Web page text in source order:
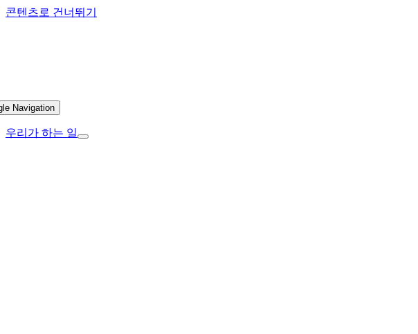
콘텐츠로 건너뛰기
Navigation
우리가 하는 일